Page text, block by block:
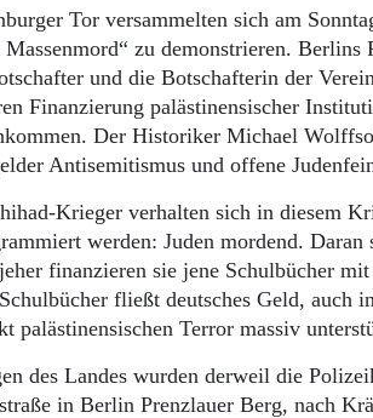
Tor versammelten sich am
Massenmord“ zu demonstrieren.
und die Botschafterin der
Finanzierung palästinensischer
Der Historiker Michael
Antisemitismus und offene
Krieger verhalten sich in diesem
werden: Juden mordend.
finanzieren sie jene Schulbücher
fließt deutsches Geld, auch
palästinensischen Terror massiv
des Landes wurden derweil die
in Berlin Prenzlauer Berg, nach